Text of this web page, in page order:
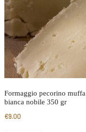
Formaggio pecorino muffa
bianca nobile 350 gr
€9.00